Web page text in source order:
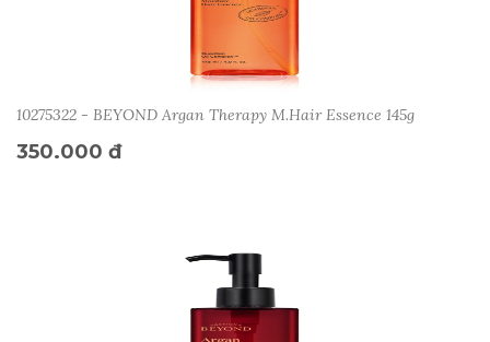
10275322 - BEYOND Argan Therapy M.Hair Essence 145g
350.000 đ